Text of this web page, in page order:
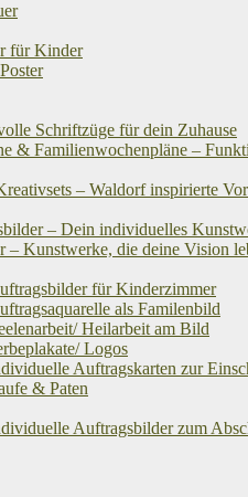
für Kinder
Schriftzüge für dein Zuhause
& Familienwochenpläne –
– Waldorf inspirierte
– Dein individuelles
– Kunstwerke, die deine Vision
für Kinderzimmer
als Familenbild
Heilarbeit am Bild
Logos
Auftragskarten zur
& Paten
Auftragsbilder zum